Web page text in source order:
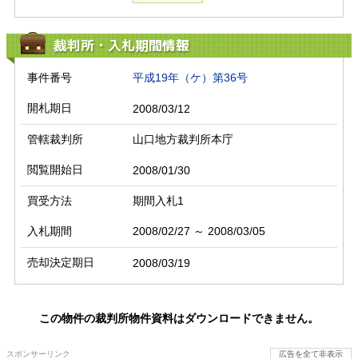
裁判所・入札期間情報
事件番号 平成19年（ケ）第36号
開札期日 2008/03/12
管轄裁判所 山口地方裁判所本庁
閲覧開始日 2008/01/30
買受方法 期間入札1
入札期間 2008/02/27 ～ 2008/03/05
売却決定期日 2008/03/19
この物件の裁判所物件資料はダウンロードできません。
スポンサーリンク 広告を全て非表示